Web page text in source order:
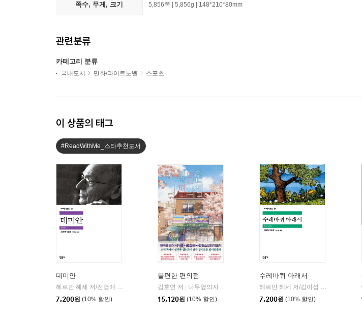
쪽수, 무게, 크기 5,856쪽 | 5,856g | 148*210*80mm
관련분류
카테고리 분류
국내도서 만화/라이트노벨 스포츠
이 상품의 태그
#ReadWithMe_스타추천도서
데미안
헤르만 헤세 저/전영애 역
7,200원 (10% 할인)
불편한 편의점
김호연 저
나무옆의자
15,120원 (10% 할인)
수레바퀴 아래서
헤르만 헤세 저/김이섭 역
7,200원 (10% 할인)